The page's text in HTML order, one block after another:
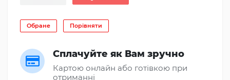
Обране Порівняти
Сплачуйте як Вам зручно
Картою онлайн або готівкою при
отриманні